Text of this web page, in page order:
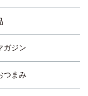
ガジン
つまみ